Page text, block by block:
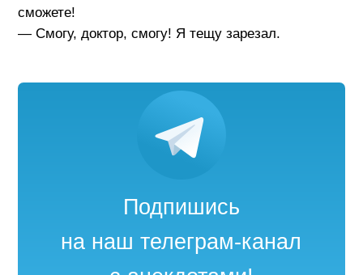
сможете!
— Смогу, доктор, смогу! Я тещу зарезал.
Подпишись
на наш телеграм-канал